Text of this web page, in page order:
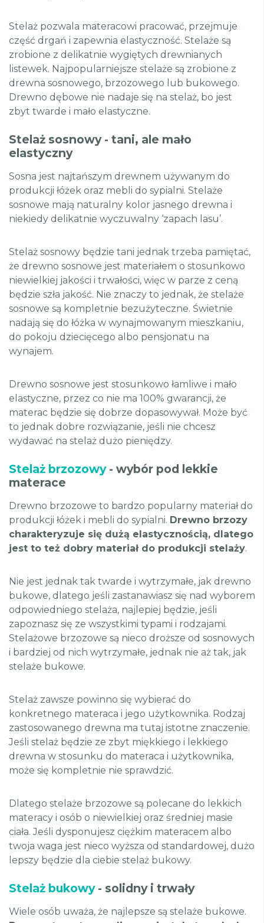
Stelaż pozwala materacowi pracować, przejmuje
część drgań i zapewnia elastyczność. Stelaże są
zrobione z delikatnie wygiętych drewnianych
listewek. Najpopularniejsze stelaże są zrobione z
drewna sosnowego, brzozowego lub bukowego.
Drewno dębowe nie nadaje się na stelaż, bo jest
zbyt twarde i mało elastyczne.
Stelaż sosnowy - tani, ale mało
elastyczny
Sosna jest najtańszym drewnem używanym do
produkcji łóżek oraz mebli do sypialni. Stelaże
sosnowe mają naturalny kolor jasnego drewna i
niekiedy delikatnie wyczuwalny ‘zapach lasu’.
Stelaż sosnowy będzie tani jednak trzeba pamiętać,
że drewno sosnowe jest materiałem o stosunkowo
niewielkiej jakości i trwałości, więc w parze z ceną
będzie szła jakość. Nie znaczy to jednak, że stelaże
sosnowe są kompletnie bezużyteczne. Świetnie
nadają się do łóżka w wynajmowanym mieszkaniu,
do pokoju dziecięcego albo pensjonatu na
wynajem.
Drewno sosnowe jest stosunkowo łamliwe i mało
elastyczne, przez co nie ma 100% gwarancji, że
materac będzie się dobrze dopasowywał. Może być
to jednak dobre rozwiązanie, jeśli nie chcesz
wydawać na stelaż dużo pieniędzy.
Stelaż brzozowy- wybór pod lekkie
materace
Drewno brzozowe to bardzo popularny materiał do
produkcji łóżek i mebli do sypialni. Drewno brzozy
charakteryzuje się dużą elastycznością, dlatego
jest to też dobry materiał do produkcji stelaży.
Nie jest jednak tak twarde i wytrzymałe, jak drewno
bukowe, dlatego jeśli zastanawiasz się nad wyborem
odpowiedniego stelaża, najlepiej będzie, jeśli
zapoznasz się ze wszystkimi typami i rodzajami.
Stelażowe brzozowe są nieco droższe od sosnowych
i bardziej od nich wytrzymałe, jednak nie aż tak, jak
stelaże bukowe.
Stelaż zawsze powinno się wybierać do
konkretnego materaca i jego użytkownika. Rodzaj
zastosowanego drewna ma tutaj istotne znaczenie.
Jeśli stelaż będzie ze zbyt miękkiego i lekkiego
drewna w stosunku do materaca i użytkownika,
może się kompletnie nie sprawdzić.
Dlatego stelaże brzozowe są polecane do lekkich
materacy i osób o niewielkiej oraz średniej masie
ciała. Jeśli dysponujesz ciężkim materacem albo
twoja waga jest nieco wyższa od standardowej, dużo
lepszy będzie dla ciebie stelaż bukowy.
Stelaż bukowy- solidny i trwały
Wiele osób uważa, że najlepsze są stelaże bukowe.